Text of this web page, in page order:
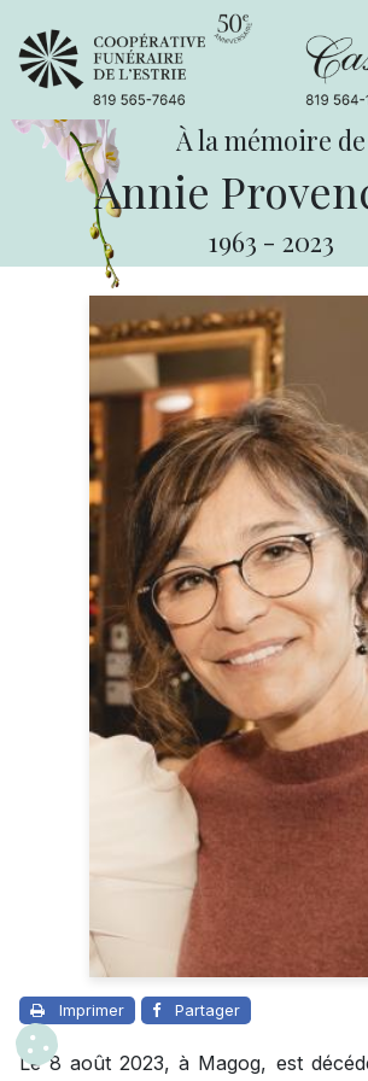
À la mémoire de
Annie
1963 - 2023
Imprimer Partager
Le 8 août 2023, à Magog, est